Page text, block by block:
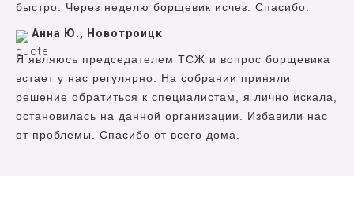
быстро. Через неделю борщевик исчез. Спасибо.
Анна Ю., Новотроицк
Я являюсь председателем ТСЖ и вопрос борщевика
встает у нас регулярно. На собрании приняли
решение обратиться к специалистам, я лично искала,
остановилась на данной организации. Избавили нас
от проблемы. Спасибо от всего дома.